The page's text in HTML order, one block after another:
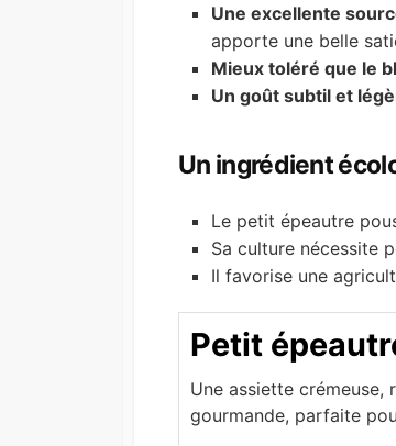
Une excellente
apporte une belle
Mieux toléré que le
Un goût subtil et
Un ingrédient
Le petit épeautre
Sa culture nécessite
Il favorise une
Petit
Une assiette
gourmande, parfaite